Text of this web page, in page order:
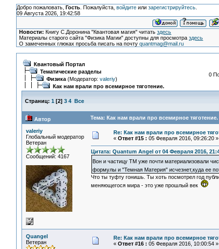
Добро пожаловать, Гость. Пожалуйста, войдитеили зарегистрируйтесь.
09 Августа 2026, 19:42:58
Новости: Книгу С.Доронина "Квантовая магия" читатьздесь
Материалы старого сайта "Физика Магии" доступны для просмотраздесь
О замеченных глюках просьба писать на почтуquantmag@mail.ru
Квантовый Портал
Тематические разделы
Физика(Модератор: valeriy)
Как нам врали про всемирное тяготение.
0
Страниц: 1 [2] 3 4 Все
Автор Тема: Как нам врали про всемирное
valeriy
Глобальный модератор
Ветеран
Сообщений: 4167
Re: Как нам врали про всемирное
« Ответ #15 : 05 Февраля 2016, 09:26:20 »
Цитата: Quantum Angel от 04 Февраля 2016,
Вон и частицу ТМ уже почти материализовали
формулы и "Темная Материя" исчезнет,куда ее
Что ты туфту гонишь. Ты хоть посмотрел год
меняющегося мира - это уже прошлый век
Quangel
Ветеран
Re: Как нам врали про всемирное
« Ответ #16 : 05 Февраля 2016, 10:00:54 »